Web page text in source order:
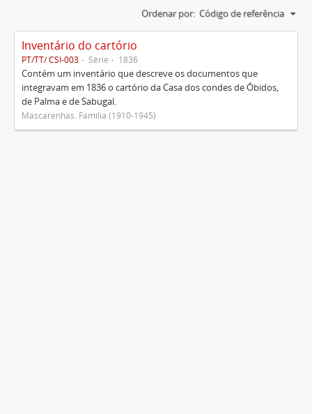
Ordenar por: Código de referência
Inventário do cartório
PT/TT/ CSI-003 Série 1836
Contém um inventário que descreve os documentos que
integravam em 1836 o cartório da Casa dos condes de Óbidos,
de Palma e de Sabugal.
Mascarenhas. Família (1910-1945)